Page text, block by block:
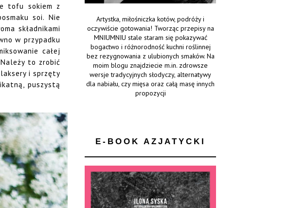
tofu sokiem z
soi. Nie
składnikami
w przypadku
całej
to zrobić
i sprzęty
puszystą
Artystka, miłośniczka kotów, podróży i
oczywiście gotowania! Tworząc przepisy na
MNIUMNIU stale staram się pokazywać
bogactwo i różnorodność kuchni roślinnej
bez rezygnowania z ulubionych smaków. Na
moim blogu znajdziecie m.in. zdrowsze
wersje tradycyjnych słodyczy, alternatywy
dla nabiału, czy mięsa oraz całą masę innych
propozycji
E-BOOK AZJATYCKI